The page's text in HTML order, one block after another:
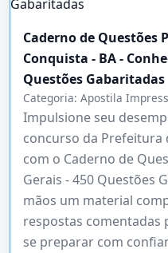
Caderno de Questões
Conquista - BA -
Questões Gabaritadas
Categoria: Apostila
Impulsione seu
concurso da Prefeitura
com o Caderno de
Gerais - 450 Questões
mãos um material
respostas comentadas
se preparar com